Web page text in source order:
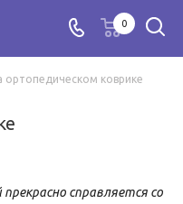
0
коврике
справляется со